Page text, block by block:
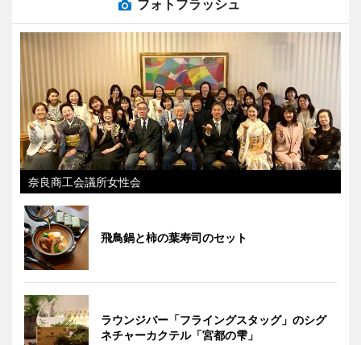
フォトフラッシュ
奈良商工会議所女性会
飛鳥鍋と柿の葉寿司のセット
ラウンジバー「フライングスタッグ」のシグ
ネチャーカクテル「宮都の雫」